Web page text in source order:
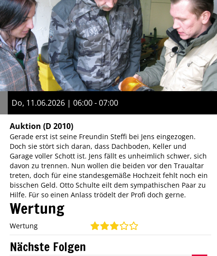
Do, 11.06.2026 | 06:00 - 07:00
Auktion (D 2010)
Gerade erst ist seine Freundin Steffi bei Jens eingezogen.
Doch sie stört sich daran, dass Dachboden, Keller und
Garage voller Schott ist. Jens fällt es unheimlich schwer, sich
davon zu trennen. Nun wollen die beiden vor den Traualtar
treten, doch für eine standesgemäße Hochzeit fehlt noch ein
bisschen Geld. Otto Schulte eilt dem sympathischen Paar zu
Hilfe. Für so einen Anlass trödelt der Profi doch gerne.
Wertung
Wertung
Nächste Folgen